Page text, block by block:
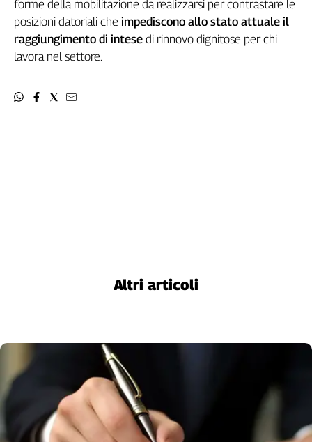
Cerca
Contatti
La
forme della mobilitazione da realizzarsi per contrastare le
posizioni datoriali che impediscono allo stato attuale il
raggiungimento di intese di rinnovo dignitose per chi
lavora nel settore.
Altri articoli